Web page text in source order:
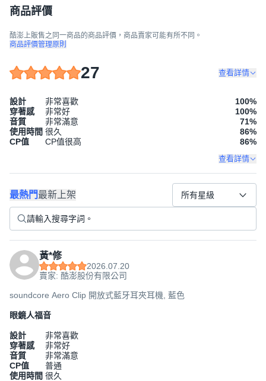
商品評價
酷澎上販售之同一商品的商品評價，商品賣家可能有所不同。
商品評價管理原則
27 查看詳情
設計 非常喜歡 100%
穿著感
非常好 100%
音質
非常滿意 71%
使用時間 很久 86%
CP值
CP值很高 86%
查看詳情
最熱門最新上架 所有星級
黃*修
2026.07.20
賣家: 酷澎股份有限公司
soundcore Aero Clip 開放式藍牙耳夾耳機, 藍色
眼鏡人福音
設計
非常喜歡
穿著感
非常好
音質
非常滿意
CP值
普通
使用時間 很久